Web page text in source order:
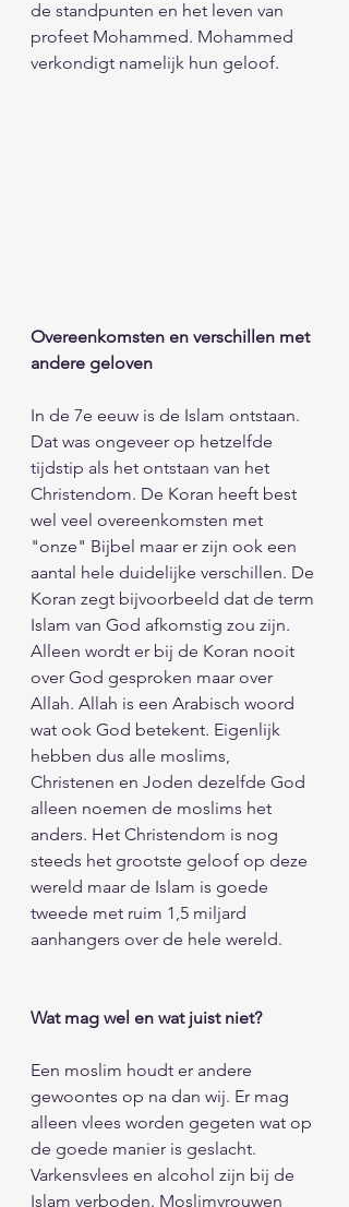
de standpunten en het leven van
profeet Mohammed. Mohammed
verkondigt namelijk hun geloof.
Overeenkomsten en verschillen met
andere geloven
In de 7e eeuw is de Islam ontstaan.
Dat was ongeveer op hetzelfde
tijdstip als het ontstaan van het
Christendom. De Koran heeft best
wel veel overeenkomsten met
"onze" Bijbel maar er zijn ook een
aantal hele duidelijke verschillen. De
Koran zegt bijvoorbeeld dat de term
Islam van God afkomstig zou zijn.
Alleen wordt er bij de Koran nooit
over God gesproken maar over
Allah. Allah is een Arabisch woord
wat ook God betekent. Eigenlijk
hebben dus alle moslims,
Christenen en Joden dezelfde God
alleen noemen de moslims het
anders. Het Christendom is nog
steeds het grootste geloof op deze
wereld maar de Islam is goede
tweede met ruim 1,5 miljard
aanhangers over de hele wereld.
Wat mag wel en wat juist niet?
Een moslim houdt er andere
gewoontes op na dan wij. Er mag
alleen vlees worden gegeten wat op
de goede manier is geslacht.
Varkensvlees en alcohol zijn bij de
Islam verboden. Moslimvrouwen